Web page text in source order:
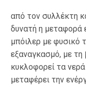
από τον συλλέκτη
δυνατή η μεταφορά
μπόιλερ με φυσικό
εξαναγκασμό, με
κυκλοφορεί τα
μεταφέρει την